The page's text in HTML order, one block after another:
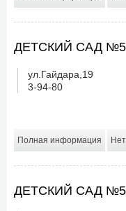
ДЕТСКИЙ САД
ул.Гайдара,19
3-94-80
Полная информация
ДЕТСКИЙ САД